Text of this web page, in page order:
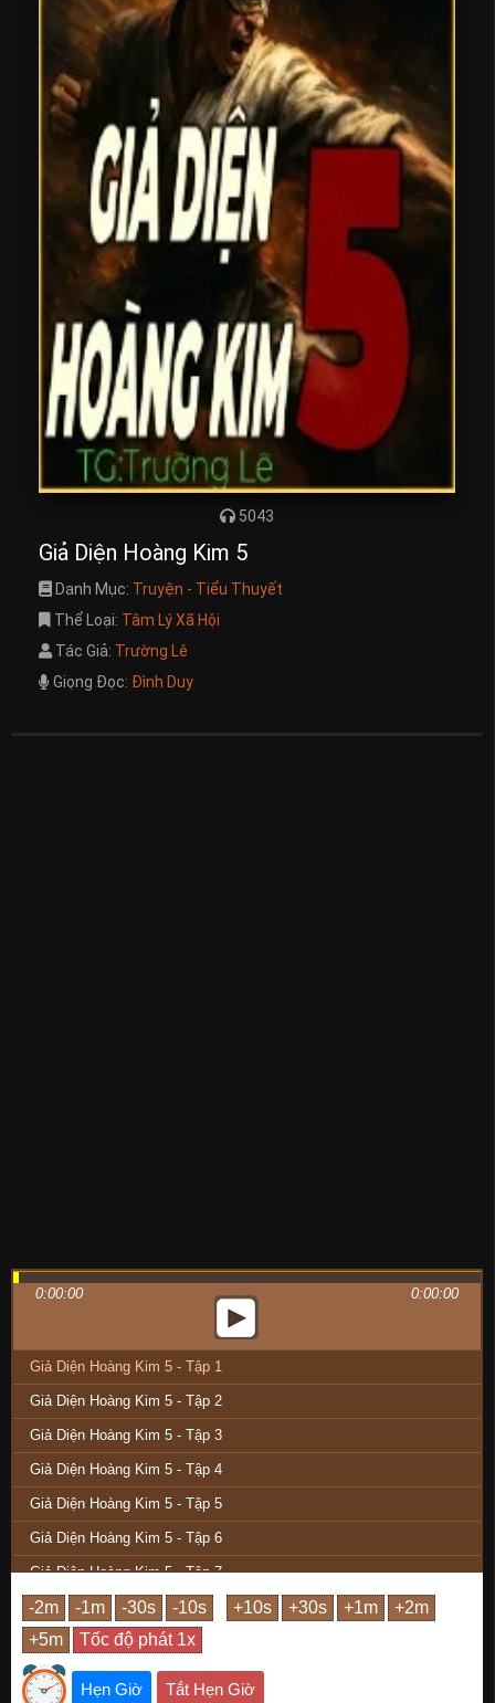
5043
Giả Diện Hoàng Kim 5
Danh Mục: Truyện - Tiểu Thuyết
Thể Loại: Tâm Lý Xã Hội
Tác Giả: Trường Lê
Giọng Đọc: Đình Duy
0:00:00 0:00:00
Giả Diện Hoàng Kim 5 - Tập 1
Giả Diện Hoàng Kim 5 - Tập 2
Giả Diện Hoàng Kim 5 - Tập 3
Giả Diện Hoàng Kim 5 - Tập 4
Giả Diện Hoàng Kim 5 - Tập 5
Giả Diện Hoàng Kim 5 - Tập 6
Giả Diện Hoàng Kim 5 - Tập 7
Giả Diện Hoàng Kim 5 - Tập 8
Giả Diện Hoàng Kim 5 - Tập 9
Giả Diện Hoàng Kim 5 - Tập 10
Hẹn Giờ Tắt Hẹn Giờ